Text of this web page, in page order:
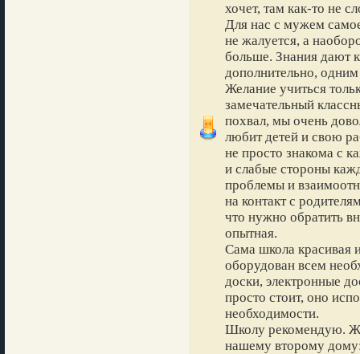
хочет, там как-то не
Для нас с мужем
не жалуется, а
больше. Знания дают
дополнительно,
Желание учиться
замечательный
похвал, мы очень
любит детей и свою
не просто знакома с
и слабые стороны
проблемы и
на контакт с
что нужно обратить
опытная.
Сама школа красивая
оборудован всем
доски, электронные
просто стоит, оно
необходимости.
Школу рекомендую.
нашему второму